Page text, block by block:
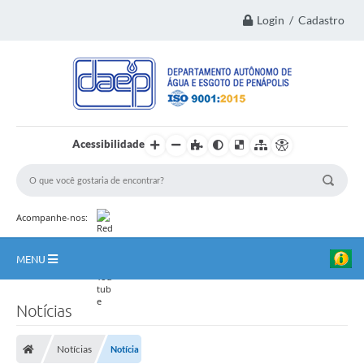
Login / Cadastro
Acessibilidade
Acompanhe-nos:
MENU
Notícias
Notícias Notícia